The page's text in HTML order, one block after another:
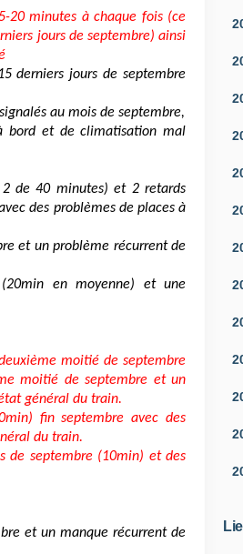
20 minutes à chaque fois (ce
jours de septembre) ainsi
derniers jours de septembre
au mois de septembre,
bord et de climatisation mal
de 40 minutes) et 2 retards
des problèmes de places à
et un problème récurrent de
en moyenne) et une
moitié de septembre
moitié de septembre et un
général du train.
fin septembre avec des
du train.
de septembre (10min) et des
et un manque récurrent de